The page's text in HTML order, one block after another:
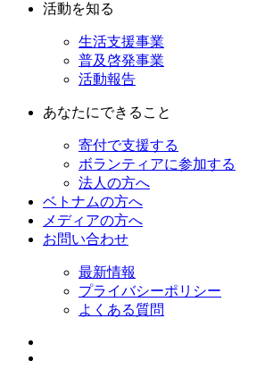
活動を知る
生活支援事業
普及啓発事業
活動報告
あなたにできること
寄付で支援する
ボランティアに参加する
法人の方へ
ベトナムの方へ
メディアの方へ
お問い合わせ
最新情報
プライバシーポリシー
よくある質問